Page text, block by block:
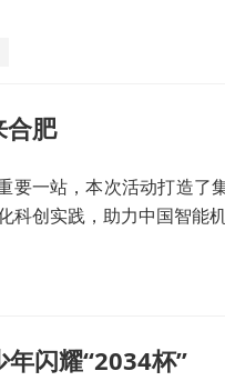
合肥
要一站，本次活动打造
创实践，助力中国智能
闪耀“2034杯”